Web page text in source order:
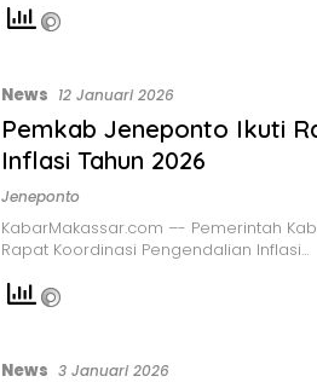
News 12 Januari 2026
Pemkab Jeneponto Ikuti
Inflasi Tahun 2026
Jeneponto
KabarMakassar.com –- Pemerintah
Rapat Koordinasi Pengendalian Inflasi…
News 3 Januari 2026